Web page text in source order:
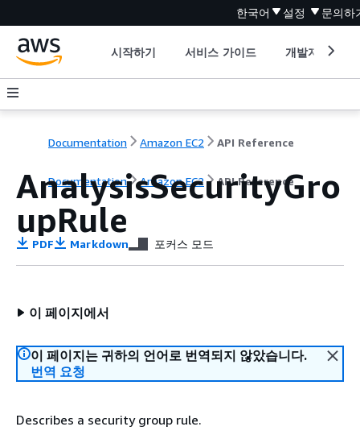
한국어 설정 문의하
시작하기 서비스 가이드 개발자 도구
Documentation Amazon EC2 API Reference
Documentation Amazon EC2 API Reference
AnalysisSecurityGro
upRule
PDF Markdown 포커스 모드
이 페이지에서
이 페이지는 귀하의 언어로 번역되지 않았습니다.
번역 요청
Describes a security group rule.